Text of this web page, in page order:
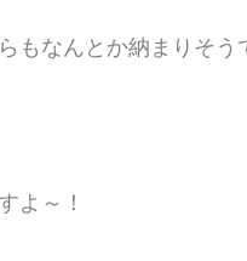
もなんとか納まりそ
よ～！